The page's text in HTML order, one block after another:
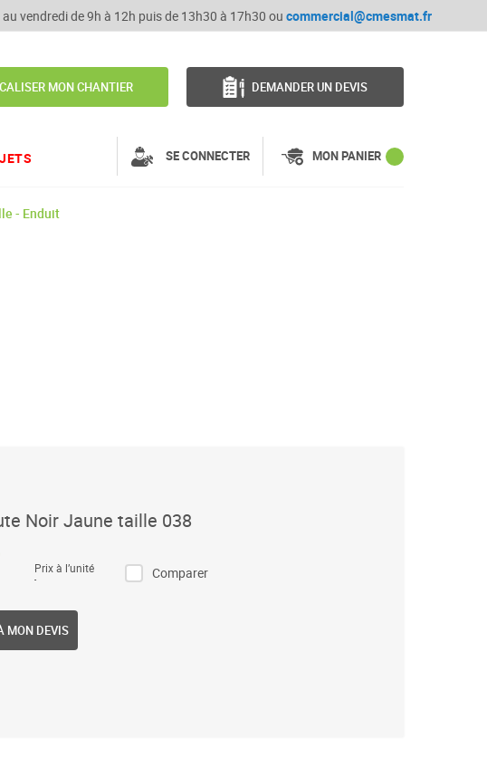
au vendredi de 9h à 12h puis de 13h30 à 17h30 ou commercial@cmesmat.fr
MON CHANTIER DEMANDER UN DEVIS
SE CONNECTER MON PANIER
- Enduit
Noir Jaune taille 038
Prix à l’unité
- Comparer
MON DEVIS